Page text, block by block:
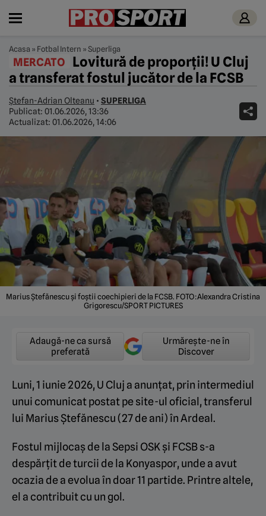
Acasa » Fotbal Intern »Superliga
MERCATO
Lovitură de proporții! U Cluj
a transferat fostul jucător de la FCSB
Ștefan-Adrian Olteanu • SUPERLIGA
Publicat: 01.06.2026, 13:36
Actualizat: 01.06.2026, 14:06
Marius Ștefănescu și foștii coechipieri de la FCSB. FOTO:Alexandra Cristina
Grigorescu/SPORT PICTURES
Adaugă-ne ca sursă
preferată
Urmărește-ne în
Discover
Luni, 1 iunie 2026, U Cluj a anunțat, prin intermediul
unui comunicat postat pe site-ul oficial, transferul
lui Marius Ștefănescu (27 de ani) în Ardeal.
Fostul mijlocaș de la Sepsi OSK și FCSB s-a
despărțit de turcii de la Konyaspor, unde a avut
ocazia de a evolua în doar 11 partide. Printre altele,
el a contribuit cu un gol.